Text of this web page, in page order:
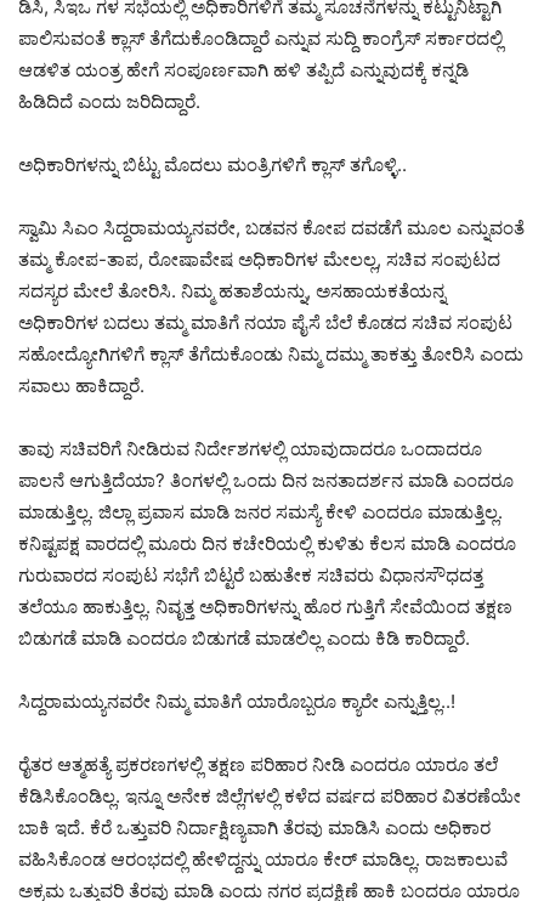
ಡಿಸಿ, ಸಿಇಒ ಗಳ ಸಭೆಯಲ್ಲಿ ಅಧಿಕಾರಿಗಳಿಗೆ ತಮ್ಮ ಸೂಚನೆಗಳನ್ನು ಕಟ್ಟುನಿಟ್ಟಾಗಿ
ಪಾಲಿಸುವಂತೆ ಕ್ಲಾಸ್ ತೆಗೆದುಕೊಂಡಿದ್ದಾರೆ ಎನ್ನುವ ಸುದ್ದಿ ಕಾಂಗ್ರೆಸ್ ಸರ್ಕಾರದಲ್ಲಿ
ಆಡಳಿತ ಯಂತ್ರ ಹೇಗೆ ಸಂಪೂರ್ಣವಾಗಿ ಹಳಿ ತಪ್ಪಿದೆ ಎನ್ನುವುದಕ್ಕೆ ಕನ್ನಡಿ
ಹಿಡಿದಿದೆ ಎಂದು ಜರಿದಿದ್ದಾರೆ.
ಅಧಿಕಾರಿಗಳನ್ನು ಬಿಟ್ಟು ಮೊದಲು ಮಂತ್ರಿಗಳಿಗೆ ಕ್ಲಾಸ್‌ ತಗೊಳ್ಳಿ..
ಸ್ವಾಮಿ ಸಿಎಂ ಸಿದ್ದರಾಮಯ್ಯನವರೇ, ಬಡವನ ಕೋಪ ದವಡೆಗೆ ಮೂಲ ಎನ್ನುವಂತೆ
ತಮ್ಮ ಕೋಪ-ತಾಪ, ರೋಷಾವೇಷ ಅಧಿಕಾರಿಗಳ ಮೇಲಲ್ಲ, ಸಚಿವ ಸಂಪುಟದ
ಸದಸ್ಯರ ಮೇಲೆ ತೋರಿಸಿ. ನಿಮ್ಮ ಹತಾಶೆಯನ್ನು, ಅಸಹಾಯಕತೆಯನ್ನ
ಅಧಿಕಾರಿಗಳ ಬದಲು ತಮ್ಮ ಮಾತಿಗೆ ನಯಾ ಪೈಸೆ ಬೆಲೆ ಕೊಡದ ಸಚಿವ ಸಂಪುಟ
ಸಹೋದ್ಯೋಗಿಗಳಿಗೆ ಕ್ಲಾಸ್ ತೆಗೆದುಕೊಂಡು ನಿಮ್ಮ ದಮ್ಮು ತಾಕತ್ತು ತೋರಿಸಿ ಎಂದು
ಸವಾಲು ಹಾಕಿದ್ದಾರೆ.
ತಾವು ಸಚಿವರಿಗೆ ನೀಡಿರುವ ನಿರ್ದೇಶಗಳಲ್ಲಿ ಯಾವುದಾದರೂ ಒಂದಾದರೂ
ಪಾಲನೆ ಆಗುತ್ತಿದೆಯಾ? ತಿಂಗಳಲ್ಲಿ ಒಂದು ದಿನ ಜನತಾದರ್ಶನ ಮಾಡಿ ಎಂದರೂ
ಮಾಡುತ್ತಿಲ್ಲ. ಜಿಲ್ಲಾ ಪ್ರವಾಸ ಮಾಡಿ ಜನರ ಸಮಸ್ಯೆ ಕೇಳಿ ಎಂದರೂ ಮಾಡುತ್ತಿಲ್ಲ.
ಕನಿಷ್ಟಪಕ್ಷ ವಾರದಲ್ಲಿ ಮೂರು ದಿನ ಕಚೇರಿಯಲ್ಲಿ ಕುಳಿತು ಕೆಲಸ ಮಾಡಿ ಎಂದರೂ
ಗುರುವಾರದ ಸಂಪುಟ ಸಭೆಗೆ ಬಿಟ್ಟರೆ ಬಹುತೇಕ ಸಚಿವರು ವಿಧಾನಸೌಧದತ್ತ
ತಲೆಯೂ ಹಾಕುತ್ತಿಲ್ಲ. ನಿವೃತ್ತ ಅಧಿಕಾರಿಗಳನ್ನು ಹೊರ ಗುತ್ತಿಗೆ ಸೇವೆಯಿಂದ ತಕ್ಷಣ
ಬಿಡುಗಡೆ ಮಾಡಿ ಎಂದರೂ ಬಿಡುಗಡೆ ಮಾಡಲಿಲ್ಲ ಎಂದು ಕಿಡಿ ಕಾರಿದ್ದಾರೆ.
ಸಿದ್ದರಾಮಯ್ಯನವರೇ ನಿಮ್ಮ ಮಾತಿಗೆ ಯಾರೊಬ್ಬರೂ ಕ್ಯಾರೇ ಎನ್ನುತ್ತಿಲ್ಲ..!
ರೈತರ ಆತ್ಮಹತ್ಯೆ ಪ್ರಕರಣಗಳಲ್ಲಿ ತಕ್ಷಣ ಪರಿಹಾರ ನೀಡಿ ಎಂದರೂ ಯಾರೂ ತಲೆ
ಕೆಡಿಸಿಕೊಂಡಿಲ್ಲ. ಇನ್ನೂ ಅನೇಕ ಜಿಲ್ಲೆಗಳಲ್ಲಿ ಕಳೆದ ವರ್ಷದ ಪರಿಹಾರ ವಿತರಣೆಯೇ
ಬಾಕಿ ಇದೆ. ಕೆರೆ ಒತ್ತುವರಿ ನಿರ್ದಾಕ್ಷಿಣ್ಯವಾಗಿ ತೆರವು ಮಾಡಿಸಿ ಎಂದು ಅಧಿಕಾರ
ವಹಿಸಿಕೊಂಡ ಆರಂಭದಲ್ಲಿ ಹೇಳಿದ್ದನ್ನು ಯಾರೂ ಕೇರ್ ಮಾಡಿಲ್ಲ. ರಾಜಕಾಲುವೆ
ಅಕ್ರಮ ಒತ್ತುವರಿ ತೆರವು ಮಾಡಿ ಎಂದು ನಗರ ಪ್ರದಕ್ಷಿಣೆ ಹಾಕಿ ಬಂದರೂ ಯಾರೂ